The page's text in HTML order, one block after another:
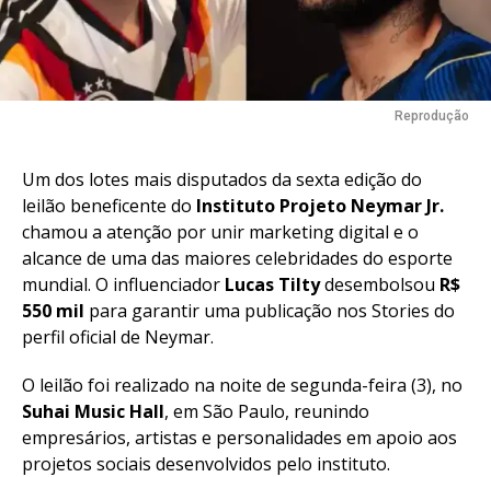
Reprodução
Um dos lotes mais disputados da sexta edição do
leilão beneficente do Instituto Projeto Neymar Jr.
chamou a atenção por unir marketing digital e o
alcance de uma das maiores celebridades do esporte
mundial. O influenciador Lucas Tiltydesembolsou R$
550 mil para garantir uma publicação nos Stories do
perfil oficial de Neymar.
O leilão foi realizado na noite de segunda-feira (3), no
Suhai Music Hall, em São Paulo, reunindo
empresários, artistas e personalidades em apoio aos
projetos sociais desenvolvidos pelo instituto.